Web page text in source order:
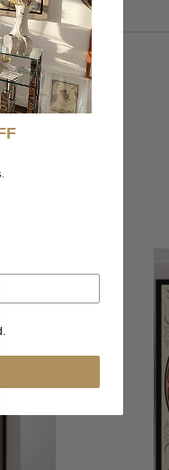
N/D
N/D